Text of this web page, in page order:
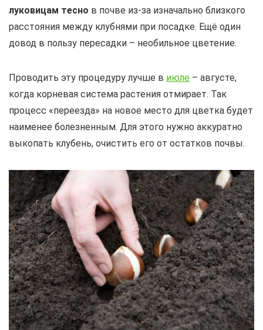
луковицам тесно в почве из-за изначально близкого
расстояния между клубнями при посадке. Ещё один
довод в пользу пересадки – необильное цветение.
Проводить эту процедуру лучше в июле – августе,
когда корневая система растения отмирает. Так
процесс «переезда» на новое место для цветка будет
наименее болезненным. Для этого нужно аккуратно
выкопать клубень, очистить его от остатков почвы.